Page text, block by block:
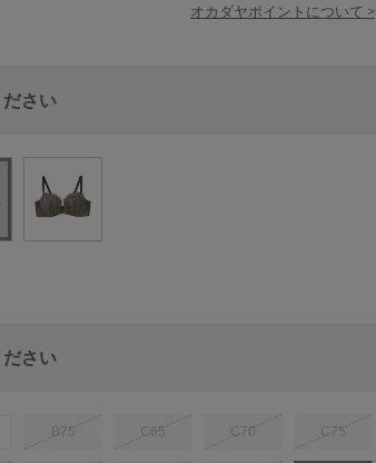
オカダヤポイントについて >
さい
さい
B75 C65 C70 C75